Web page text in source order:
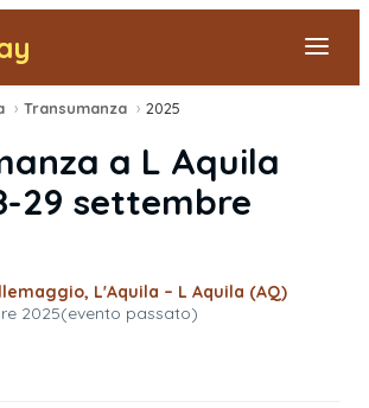
› Transumanza › 2025
a L Aquila
29 settembre
L'Aquila – L Aquila (AQ)
2025(evento passato)